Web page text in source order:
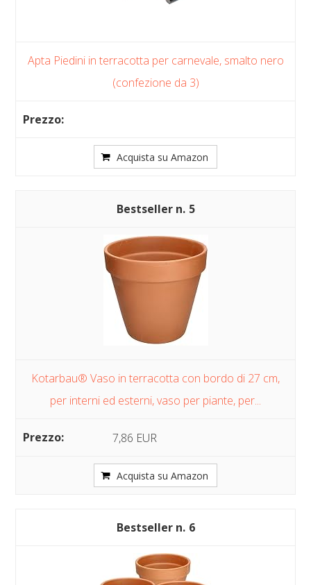
Apta Piedini in terracotta per carnevale, smalto nero
(confezione da 3)
Acquista su Amazon
5
Kotarbau® Vaso in terracotta con bordo di 27 cm,
per interni ed esterni, vaso per piante, per...
7,86 EUR
Acquista su Amazon
6